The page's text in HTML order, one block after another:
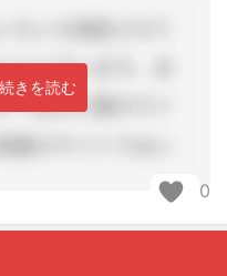
きを読む
0